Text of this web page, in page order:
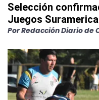
Selección
Juegos
PorRedacción Diario de